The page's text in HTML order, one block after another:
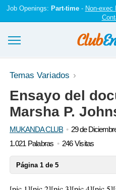
Job Openings: Part-time- Non-exec
Ensayos y trabajos
Registrarse
Iniciar sesión
Temas Variados
Ensayo del
Marsha P.
MUKANDA CLUB
29 de
1.021 Palabras
246 Visitas
Página 1 de 5